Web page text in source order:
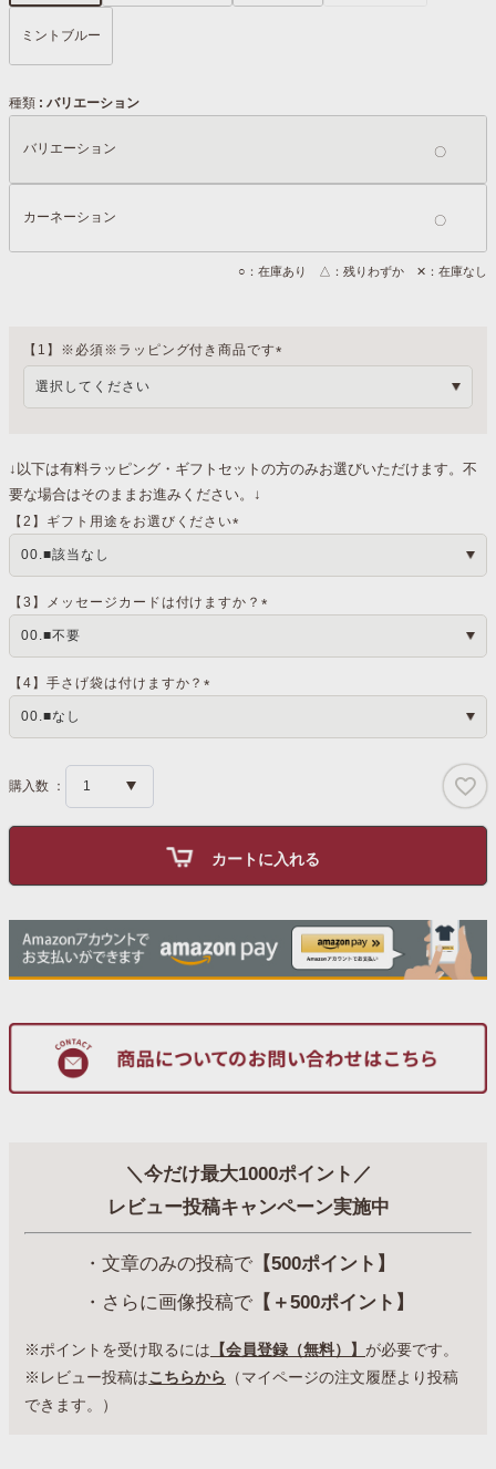
【1】※必須※ラッピング付き商品です
(
須
↓以下は有料ラッピング・ギフトセットの方のみお選びいただけます。不
要な場合はそのままお進みください。↓
【2】ギフト用途をお選びください
須
)
【3】メッセージカードは付けますか？
須
【4】手さげ袋は付けますか？
須
種類 バリエーション
バリエーション
カーネーション
○：在庫あり △：残りわずか ✕：在庫なし
ミントブルー
カートに入れる
＼今だけ最大1000ポイント／
レビュー投稿キャンペーン実施中
・文章のみの投稿で【500ポイント】
・さらに画像投稿で【＋500ポイント】
※ポイントを受け取るには 【会員登録（無料）】 が必要です。
※レビュー投稿はこちらから （マイページの注文履歴より投稿
できます。）